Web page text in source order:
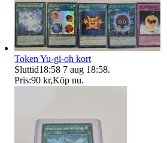
Token Yu-gi-oh kort
Sluttid18:58 7 aug 18:58.
Pris:90 kr,Köp nu.